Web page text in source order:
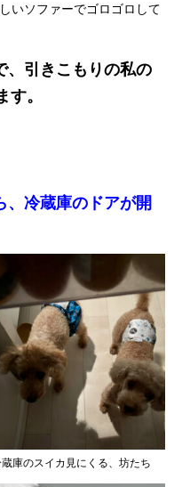
いソファーでゴロゴロして
、引きこもりの私の
。
、冷蔵庫のドアが開
庫のスイカ見にくる、坊たち